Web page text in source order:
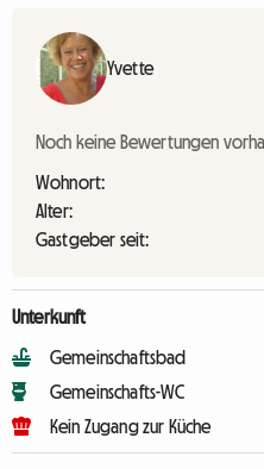
Yvette
Noch keine Bewertungen
Wohnort:
Alter:
Gastgeber seit:
Unterkunft
Gemeinschaftsbad
Gemeinschafts-WC
Kein Zugang zur Küche